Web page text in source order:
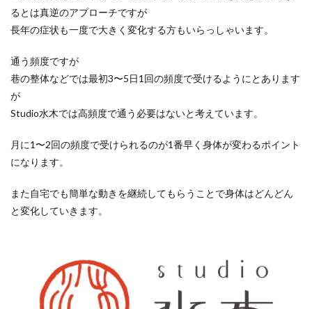
るとは真逆のアプローチですが
長年の症状も一度で大きく変化する方もいらっしゃいます。
通う頻度ですが
巷の整体などでは最初3〜5日1回の頻度で受けるようにとあります
が
Studio水木では高頻度で通う必要はないと考えています。
月に1〜2回の頻度で受けられるのが1番早く身体が変わるポイント
になります。
また自宅でも簡単な動きを継続してもらうことで身体はどんどん
と変化していきます。